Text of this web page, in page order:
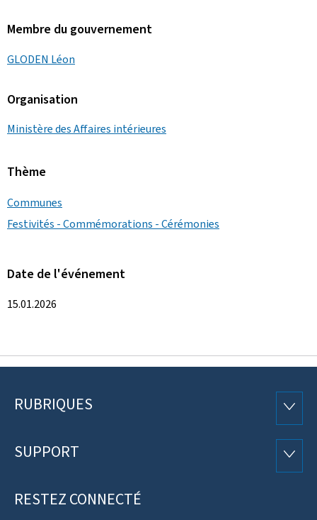
Membre du gouvernement
GLODEN Léon
Organisation
Ministère des Affaires intérieures
Thème
Communes
Festivités - Commémorations - Cérémonies
Date de l'événement
15.01.2026
Pied
page
RUBRIQUES
SUPPORT
RESTEZ CONNECTÉ